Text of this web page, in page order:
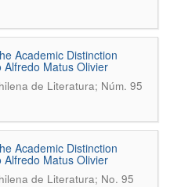
Academic Distinction
Matus Olivier
de Literatura; Núm. 95
Academic Distinction
Matus Olivier
de Literatura; No. 95